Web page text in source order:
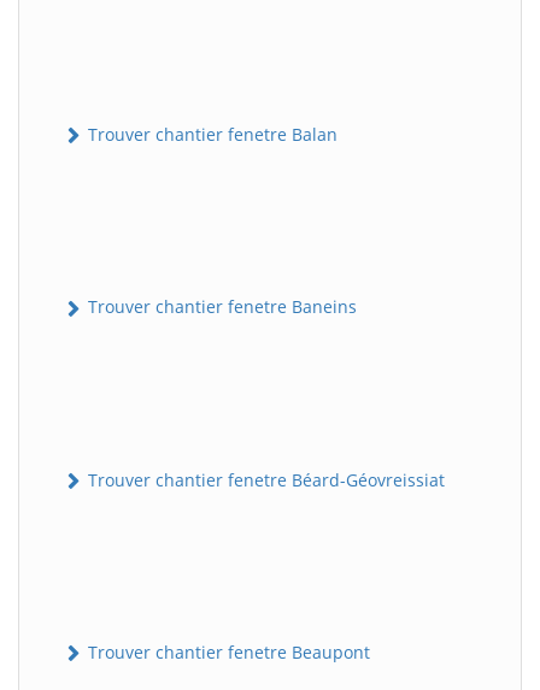
Trouver chantier fenetre Balan
Trouver chantier fenetre Baneins
Trouver chantier fenetre Béard-Géovreissiat
Trouver chantier fenetre Beaupont